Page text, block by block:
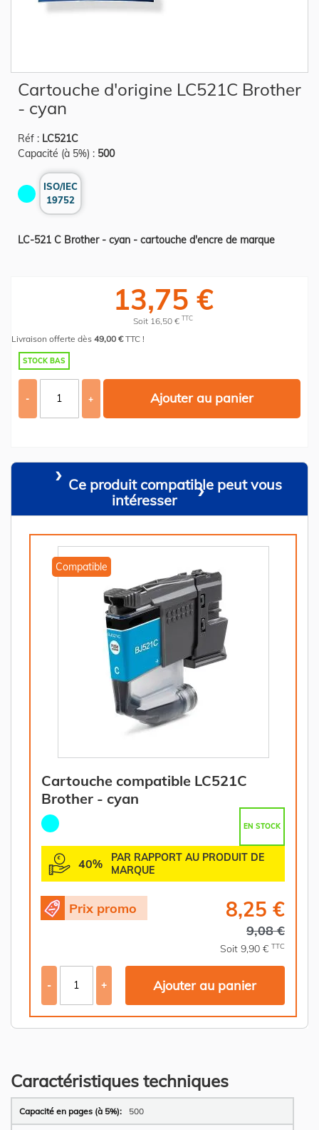
the
beginning
images
gallery
Cartouche d'origine LC521C Brother
- cyan
Réf : LC521C
Capacité (à 5%) : 500
ISO/IEC
19752
LC-521 C Brother - cyan - cartouche d'encre de marque
13,75 €
Soit 16,50 € TTC
Livraison offerte dès 49,00 €TTC !
STOCK BAS
- + Ajouter au panier
Ce produit compatible peut vous
intéresser
Compatible
Cartouche compatible LC521C
Brother - cyan
EN STOCK
40%
PAR RAPPORT AU PRODUIT DE
MARQUE
Prix promo 8,25 €
9,08 €
Soit 9,90 € TTC
- + Ajouter au panier
Caractéristiques techniques
Plus
d’information
500